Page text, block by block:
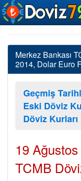
Merkez Bankası
2014, Dolar Euro
Geçmiş
Eski Döviz
Döviz Kurları
19
TCMB